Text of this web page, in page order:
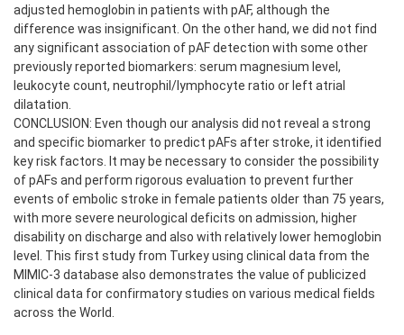
adjusted hemoglobin in patients with pAF, although the
difference was insignificant. On the other hand, we did not find
any significant association of pAF detection with some other
previously reported biomarkers: serum magnesium level,
leukocyte count, neutrophil/lymphocyte ratio or left atrial
dilatation.
CONCLUSION: Even though our analysis did not reveal a strong
and specific biomarker to predict pAFs after stroke, it identified
key risk factors. It may be necessary to consider the possibility
of pAFs and perform rigorous evaluation to prevent further
events of embolic stroke in female patients older than 75 years,
with more severe neurological deficits on admission, higher
disability on discharge and also with relatively lower hemoglobin
level. This first study from Turkey using clinical data from the
MIMIC-3 database also demonstrates the value of publicized
clinical data for confirmatory studies on various medical fields
across the World.